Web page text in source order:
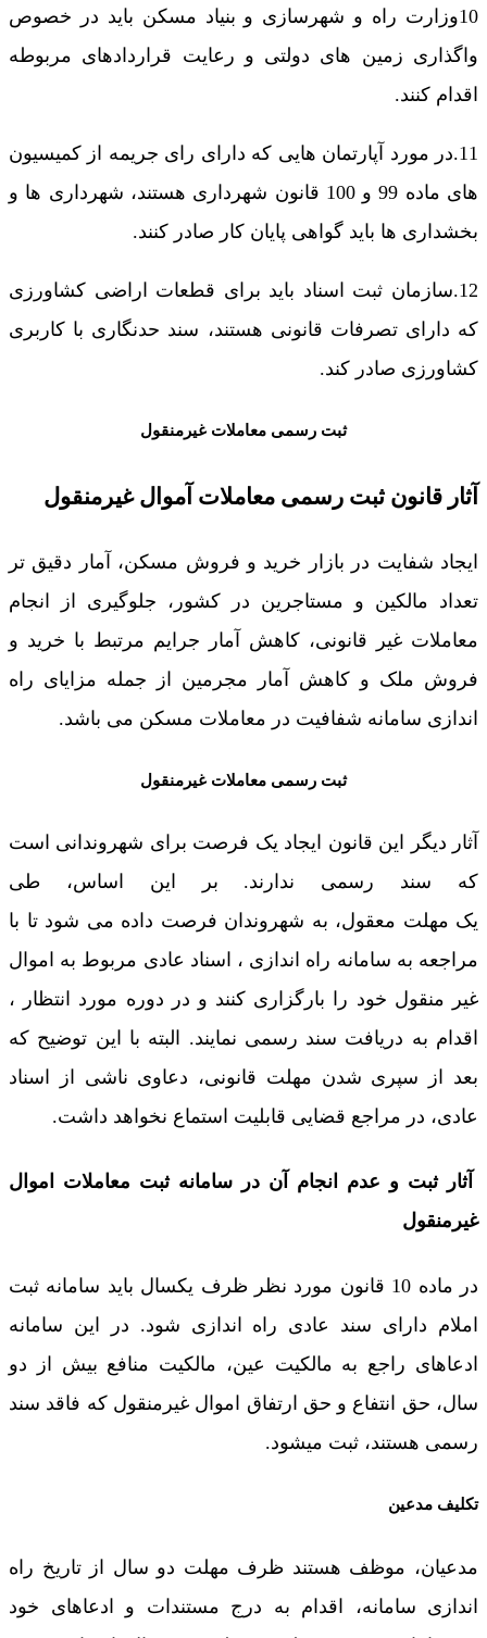
10وزارت راه و شهرسازی و بنیاد مسکن باید در خصوص
واگذاری زمین های دولتی و رعایت قراردادهای مربوطه
اقدام کنند.
11.در مورد آپارتمان هایی که دارای رای جریمه از کمیسیون
های ماده 99 و 100 قانون شهرداری هستند، شهرداری ها و
بخشداری ها باید گواهی پایان کار صادر کنند.
12.سازمان ثبت اسناد باید برای قطعات اراضی کشاورزی
که دارای تصرفات قانونی هستند، سند حدنگاری با کاربری
کشاورزی صادر کند.
ثبت رسمی معاملات غیرمنقول
آثار قانون ثبت رسمی معاملات آموال غیرمنقول
ایجاد شفایت در بازار خرید و فروش مسکن، آمار دقیق تر
تعداد مالکین و مستاجرین در کشور، جلوگیری از انجام
معاملات غیر قانونی، کاهش آمار جرایم مرتبط با خرید و
فروش ملک و کاهش آمار مجرمین از جمله مزایای راه
اندازی سامانه شفافیت در معاملات مسکن می باشد.
ثبت رسمی معاملات غیرمنقول
آثار دیگر این قانون ایجاد یک فرصت برای شهروندانی است
که سند رسمی ندارند. بر این اساس، طی
یک مهلت معقول، به شهروندان فرصت داده می شود تا با
مراجعه به سامانه راه اندازی ، اسناد عادی مربوط به اموال
غیر منقول خود را بارگزاری کنند و در دوره مورد انتظار ،
اقدام به دریافت سند رسمی نمایند. البته با این توضیح که
بعد از سپری شدن مهلت قانونی، دعاوی ناشی از اسناد
عادی، در مراجع قضایی قابلیت استماع نخواهد داشت.
آثار ثبت و عدم انجام آن در سامانه ثبت معاملات اموال
غیرمنقول
در ماده 10 قانون مورد نظر ظرف یکسال باید سامانه ثبت
املام دارای سند عادی راه اندازی شود. در این سامانه
ادعاهای راجع به مالکیت عین، مالکیت منافع بیش از دو
سال، حق انتفاع و حق ارتفاق اموال غیرمنقول که فاقد سند
رسمی هستند، ثبت میشود.
تکلیف مدعین
مدعیان، موظف هستند ظرف مهلت دو سال از تاریخ راه
اندازی سامانه، اقدام به درج مستندات و ادعاهای خود